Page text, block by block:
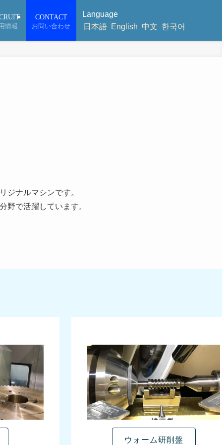
情報
CONTACT
お問い合わせ
Language
日本語 English 中文 한국어
ジナルマシンです。
野で活躍しています。
ウォーム研削盤